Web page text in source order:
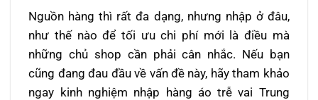
Nguồn hàng thì rất đa dạng, nhưng nhập ở đâu,
như thế nào để tối ưu chi phí mới là điều mà
những chủ shop cần phải cân nhắc. Nếu bạn
cũng đang đau đầu về vấn đề này, hãy tham khảo
ngay kinh nghiệm nhập hàng áo trễ vai Trung